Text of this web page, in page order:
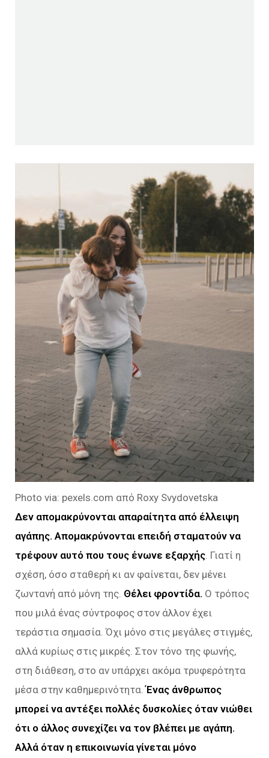
Photo via: pexels.com από Roxy Svydovetska
Δεν απομακρύνονται απαραίτητα από έλλειψη
αγάπης. Απομακρύνονται επειδή σταματούν να
τρέφουν αυτό που τους ένωνε εξαρχής . Γιατί η
σχέση, όσο σταθερή κι αν φαίνεται, δεν μένει
ζωντανή από μόνη της. Θέλει φροντίδα. Ο τρόπος
που μιλά ένας σύντροφος στον άλλον έχει
τεράστια σημασία. Όχι μόνο στις μεγάλες στιγμές,
αλλά κυρίως στις μικρές. Στον τόνο της φωνής,
στη διάθεση, στο αν υπάρχει ακόμα τρυφερότητα
μέσα στην καθημερινότητα.Ένας άνθρωπος
μπορεί να αντέξει πολλές δυσκολίες όταν νιώθει
ότι ο άλλος συνεχίζει να τον βλέπει με αγάπη.
Αλλά όταν η επικοινωνία γίνεται μόνο